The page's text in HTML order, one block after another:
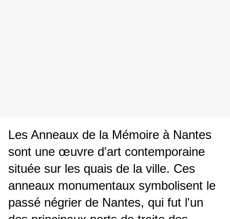
Les Anneaux de la Mémoire à Nantes
sont une œuvre d'art contemporaine
située sur les quais de la ville. Ces
anneaux monumentaux symbolisent le
passé négrier de Nantes, qui fut l'un